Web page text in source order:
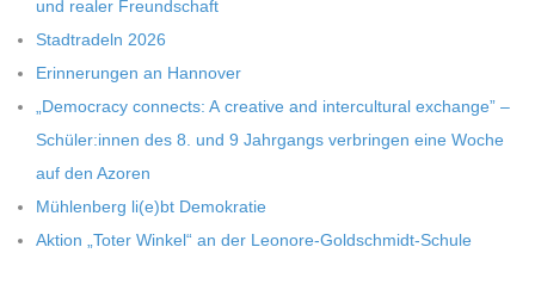
C
H
U
L
und rea­ler Freundschaft
Stadt­ra­deln 2026
Erin­ne­run­gen an Hannover
„Demo­cracy con­nects: A crea­tive and inter­cul­tu­ral exch­ange” –
Schüler:innen des 8. und 9 Jahr­gangs ver­brin­gen eine Woche
auf den Azoren
Müh­len­berg li(e)bt Demokratie
Aktion „Toter Win­kel“ an der Leonore-Goldschmidt-Schule